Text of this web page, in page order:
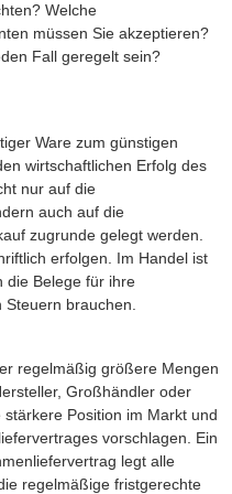
und sogar
oder kräftezehrende
vollkommen legitime
Wer ganz legal
an sich zu binden, schafft
Zeitvorstellungen,
In vielen Branchen ist
und sowohl für den
mit vielen Vorteilen
für den
schwerer zu kontrollieren
Nachmittag ihr Kind
arbeiten, laufen Gefahr, die
Verantwortung liegt auch
wie Ärzten, Anwälten,
Art oder von sonstigen
der Betrieb eines
im Handelsgesetzbuch
ersatzweise das Recht
Anwendung.
Welche
müssen Sie akzeptieren?
Fall geregelt sein?
Ware zum günstigen
wirtschaftlichen Erfolg des
nur auf die
auch auf die
zugrunde gelegt werden.
erfolgen. Im Handel ist
die Belege für ihre
brauchen.
regelmäßig größere Mengen
Großhändler oder
Position im Markt und
vorschlagen. Ein
legt alle
regelmäßige fristgerechte